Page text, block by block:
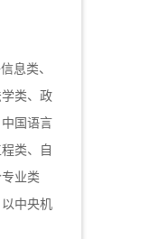
息类、
类、政
国语言
类、自
专业类
中央机